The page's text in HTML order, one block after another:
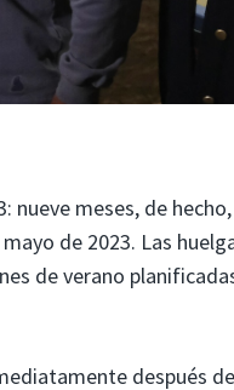
meses, de
de 2023. Las
de verano
después